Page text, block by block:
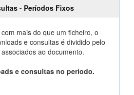
- Períodos Fixos
mais do que um ficheiro, o
e consultas é dividido pelo
ao documento.
e consultas no período.